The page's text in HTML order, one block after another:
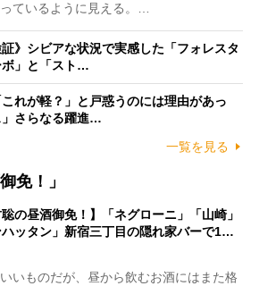
ているように見える。…
証》シビアな状況で実感した「フォレスタ
」と「スト…
れが軽？」と戸惑うのには理由があっ
さらなる躍進…
一覧を見る
免！」
聡の昼酒御免！】「ネグローニ」「山崎」
ハッタン」新宿三丁目の隠れ家バーで1…
いものだが、昼から飲むお酒にはまた格